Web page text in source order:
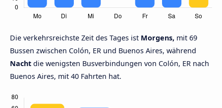
Die verkehrsreichste Zeit des Tages ist Morgens, mit 69
Bussen zwischen Colón, ER und Buenos Aires, während
Nacht die wenigsten Busverbindungen von Colón, ER nach
Buenos Aires, mit 40 Fahrten hat.